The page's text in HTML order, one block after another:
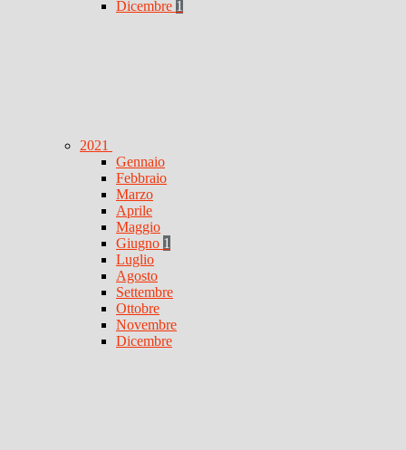
Dicembre 1
2021
Gennaio
Febbraio
Marzo
Aprile
Maggio
Giugno 1
Luglio
Agosto
Settembre
Ottobre
Novembre
Dicembre